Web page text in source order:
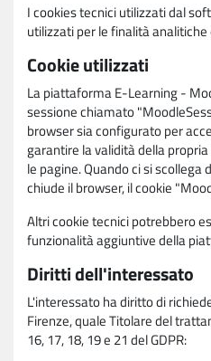
I cookies tecnici utilizzati dal
utilizzati per le finalità
Cookie utilizzati
La piattaforma E-Learning -
sessione chiamato
browser sia configurato per
garantire la validità della
le pagine. Quando ci si
chiude il browser, il cookie
Altri cookie tecnici potrebbero
funzionalità aggiuntive della
Diritti dell'interessato
L'interessato ha diritto di
Firenze, quale Titolare del
16, 17, 18, 19 e 21 del GDPR: